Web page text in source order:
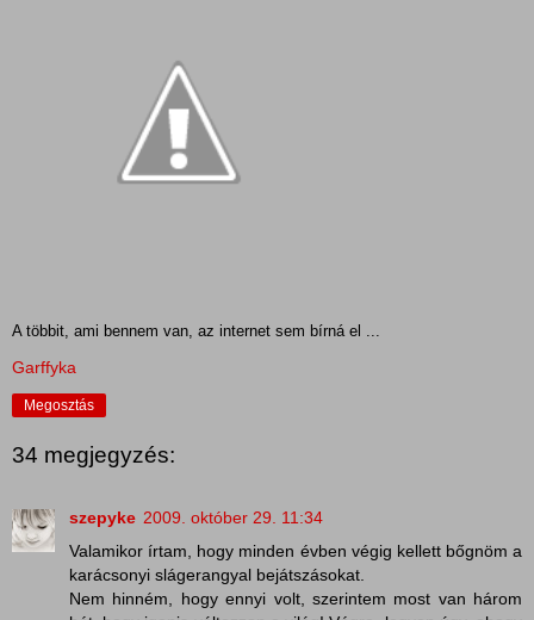
A többit, ami bennem van, az internet sem bírná el ...
Garffyka
Megosztás
34 megjegyzés:
szepyke 2009. október 29. 11:34
Valamikor írtam, hogy minden évben végig kellett bőgnöm a
karácsonyi slágerangyal bejátszásokat.
Nem hinném, hogy ennyi volt, szerintem most van három